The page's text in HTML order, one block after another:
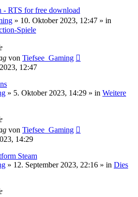
- RTS for free download
» 10. Oktober 2023, 12:47 » in
Spiele
von Tiefsee_Gaming
12:47
» 5. Oktober 2023, 14:29 » in Weitere
von Tiefsee_Gaming
14:29
Steam
» 12. September 2023, 22:16 » in Dies